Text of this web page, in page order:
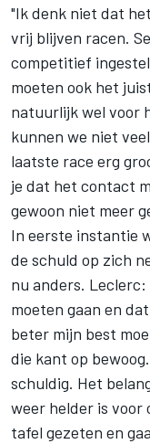
"Ik denk niet dat
vrij blijven racen.
competitief
moeten ook het
natuurlijk wel voor
kunnen we niet
laatste race erg
je dat het contact
gewoon niet meer
In eerste instantie
de schuld op zich
nu anders.
moeten gaan en
beter mijn best
die kant op
schuldig. Het
weer helder is voor
tafel gezeten en